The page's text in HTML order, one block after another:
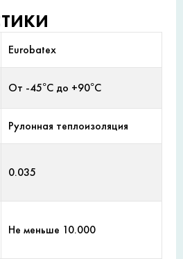
Eurobatex
От -45°С до +90°С
Рулонная теплоизоляция
0.035
Не меньше 10.000